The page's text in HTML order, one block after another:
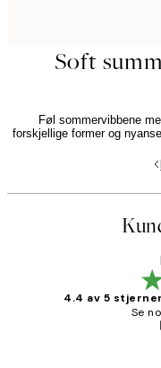
Soft
Føl sommervibbene
forskjellige former og
4.4 av 5 stjerner
Se